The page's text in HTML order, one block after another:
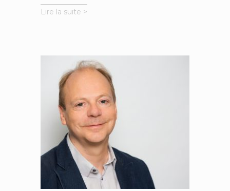
Lire la suite >
n’est
pas
école
de
la
fatalité
»